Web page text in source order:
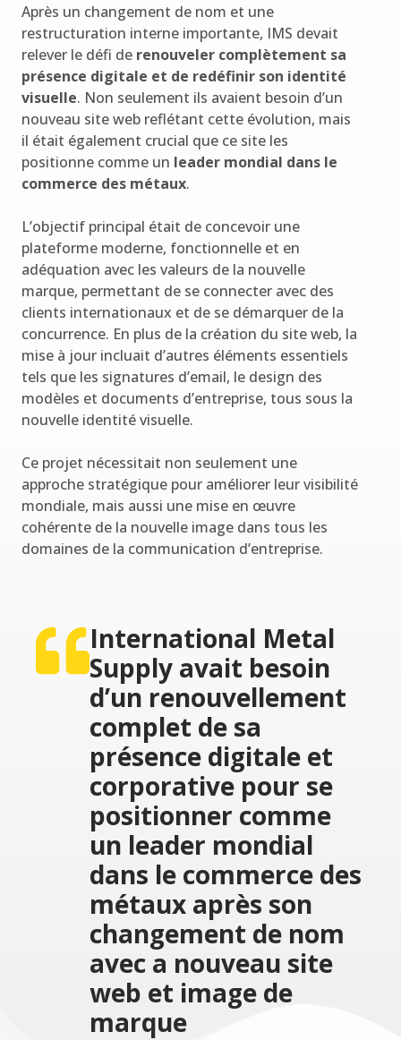
Après un changement de nom et une
restructuration interne importante, IMS devait
relever le défi de renouveler complètement sa
présence digitale et de redéfinir son identité
visuelle. Non seulement ils avaient besoin d’un
nouveau site web reflétant cette évolution, mais
il était également crucial que ce site les
positionne comme un leader mondial dans le
commerce des métaux.
L’objectif principal était de concevoir une
plateforme moderne, fonctionnelle et en
adéquation avec les valeurs de la nouvelle
marque, permettant de se connecter avec des
clients internationaux et de se démarquer de la
concurrence. En plus de la création du site web, la
mise à jour incluait d’autres éléments essentiels
tels que les signatures d’email, le design des
modèles et documents d’entreprise, tous sous la
nouvelle identité visuelle.
Ce projet nécessitait non seulement une
approche stratégique pour améliorer leur visibilité
mondiale, mais aussi une mise en œuvre
cohérente de la nouvelle image dans tous les
domaines de la communication d’entreprise.
International Metal
Supply avait besoin
d’un renouvellement
complet de sa
présence digitale et
corporative pour se
positionner comme
un leader mondial
dans le commerce des
métaux après son
changement de nom
avec a nouveau site
web et image de
marque